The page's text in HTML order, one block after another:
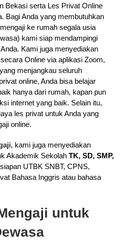
Bekasi serta Les Privat Online
Bagi Anda yang membutuhkan
ke rumah segala usia
kami siap mendampingi
Kami juga menyediakan
Online via aplikasi Zoom,
menjangkau seluruh
online, Anda bisa belajar
hanya dari rumah, kapan pun
internet yang baik. Selain itu,
les privat untuk Anda yang
online.
, kami juga menyediakan
Akademik Sekolah TK, SD, SMP,
UTBK SNBT, CPNS,
Bahasa Inggris atau bahasa
untuk